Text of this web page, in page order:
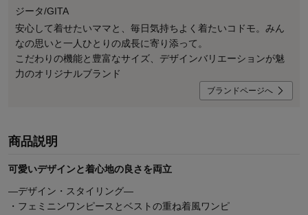
ジータ/GITA
安心して着せたいママと、毎日気持ちよく着たいコドモ。みん
なの思いと一人ひとりの成長に寄り添って。
こだわりの機能と豊富なサイズ、デザインバリエーションが魅
力のオリジナルブランド
ブランドページへ
商品説明
可愛いデザインと着心地の良さを両立
―デザイン・スタイリング―
・フェミニンワンピースとベストの重ね着風ワンピ